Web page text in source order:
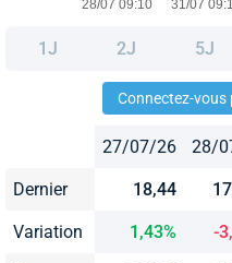
1J 2J 5J
Connectez-
27/07/26 28/
Dernier 18,44
Variation 1,43% -